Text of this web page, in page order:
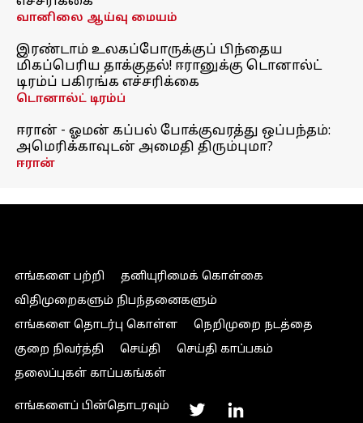
வானிலை ஆய்வு மையம்
இரண்டாம் உலகப்போருக்குப் பிந்தைய
மிகப்பெரிய தாக்குதல்! ஈரானுக்கு டொனால்ட்
டிரம்ப் பகிரங்க எச்சரிக்கை
டொனால்ட் டிரம்ப்
ஈரான் - ஓமன் கப்பல் போக்குவரத்து ஒப்பந்தம்:
அமெரிக்காவுடன் அமைதி திரும்புமா?
ஈரான்
எங்களை பற்றி
தனியுரிமைக் கொள்கை
விதிமுறைகளும் நிபந்தனைகளும்
எங்களை தொடர்பு கொள்ள
நெறிமுறை நடத்தை
குறை நிவர்த்தி
செய்தி
செய்தி காப்பகம்
தலைப்புகள் காப்பகங்கள்
எங்களைப் பின்தொடரவும்